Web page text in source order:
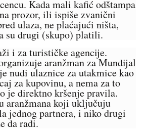
Kada mali kafić odštampa
prozor, ili ispiše zvanični
ulaza, ne plaćajući ništa,
su drugi (skupo) platili.
i za turističke agencije.
aranžman za Mundijal
nudi ulaznice za utakmice kao
za kupovinu, a nema za to
je direktno kršenje pravila.
aranžmana koji uključuju
jednog partnera, i niko drugi
da radi.